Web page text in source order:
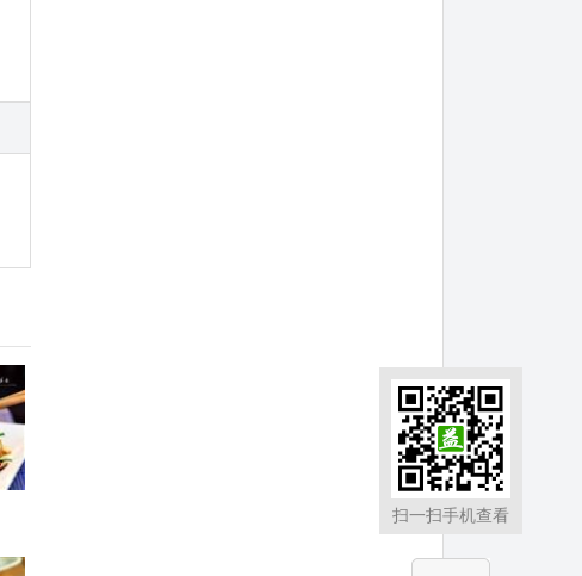
扫一扫手机查看